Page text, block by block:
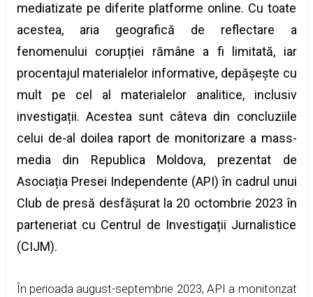
mediatizate pe diferite platforme online. Cu toate
acestea, aria geografică de reflectare a
fenomenului corupției rămâne a fi limitată, iar
procentajul materialelor informative, depășește cu
mult pe cel al materialelor analitice, inclusiv
investigații. Acestea sunt câteva din concluziile
celui de-al doilea raport de monitorizare a mass-
media din Republica Moldova, prezentat de
Asociația Presei Independente (API) în cadrul unui
Club de presă desfășurat la 20 octombrie 2023 în
parteneriat cu Centrul de Investigații Jurnalistice
(CIJM).
În perioada august-septembrie 2023, API a monitorizat